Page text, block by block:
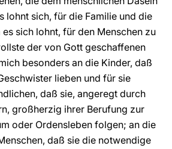
lohnt sich, für die Familie und die
es sich lohnt, für den Menschen zu
der von Gott geschaffenen
besonders an die Kinder, daß
lieben und für sie
daß sie, angeregt durch
großherzig ihrer Berufung zur
oder Ordensleben folgen; an die
daß sie die notwendige